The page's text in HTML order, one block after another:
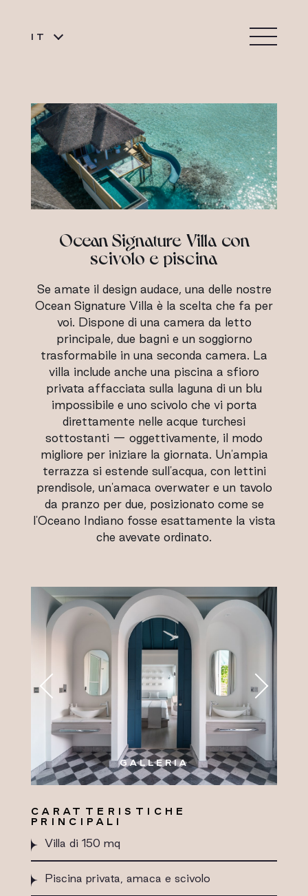
IT
Ocean Signature Villa con
scivolo e piscina
Se amate il design audace, una delle nostre
Ocean Signature Villa è la scelta che fa per
voi. Dispone di una camera da letto
principale, due bagni e un soggiorno
trasformabile in una seconda camera. La
villa include anche una piscina a sfioro
privata affacciata sulla laguna di un blu
impossibile e uno scivolo che vi porta
direttamente nelle acque turchesi
sottostanti — oggettivamente, il modo
migliore per iniziare la giornata. Un'ampia
terrazza si estende sull'acqua, con lettini
prendisole, un'amaca overwater e un tavolo
da pranzo per due, posizionato come se
l'Oceano Indiano fosse esattamente la vista
che avevate ordinato.
GALLERIA
CARATTERISTICHE
PRINCIPALI
Villa di 150 mq
Piscina privata, amaca e scivolo